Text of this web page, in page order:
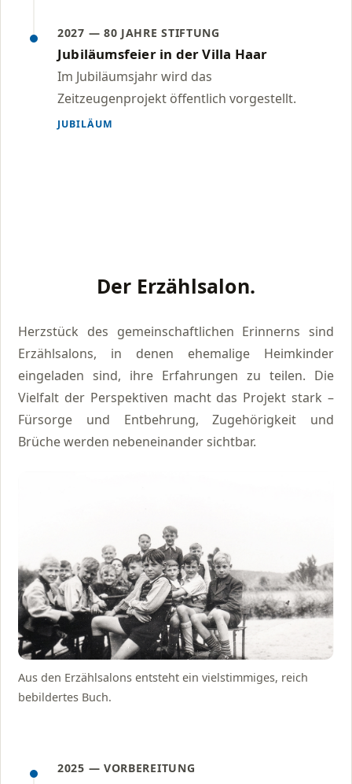
2027 — 80 JAHRE STIFTUNG
Jubiläumsfeier in der Villa Haar
Im Jubiläumsjahr wird das
Zeitzeugenprojekt öffentlich vorgestellt.
JUBILÄUM
Der Erzählsalon.
Herzstück des gemeinschaftlichen Erinnerns sind
Erzählsalons, in denen ehemalige Heimkinder
eingeladen sind, ihre Erfahrungen zu teilen. Die
Vielfalt der Perspektiven macht das Projekt stark –
Fürsorge und Entbehrung, Zugehörigkeit und
Brüche werden nebeneinander sichtbar.
Aus den Erzählsalons entsteht ein vielstimmiges, reich
bebildertes Buch.
2025 — VORBEREITUNG